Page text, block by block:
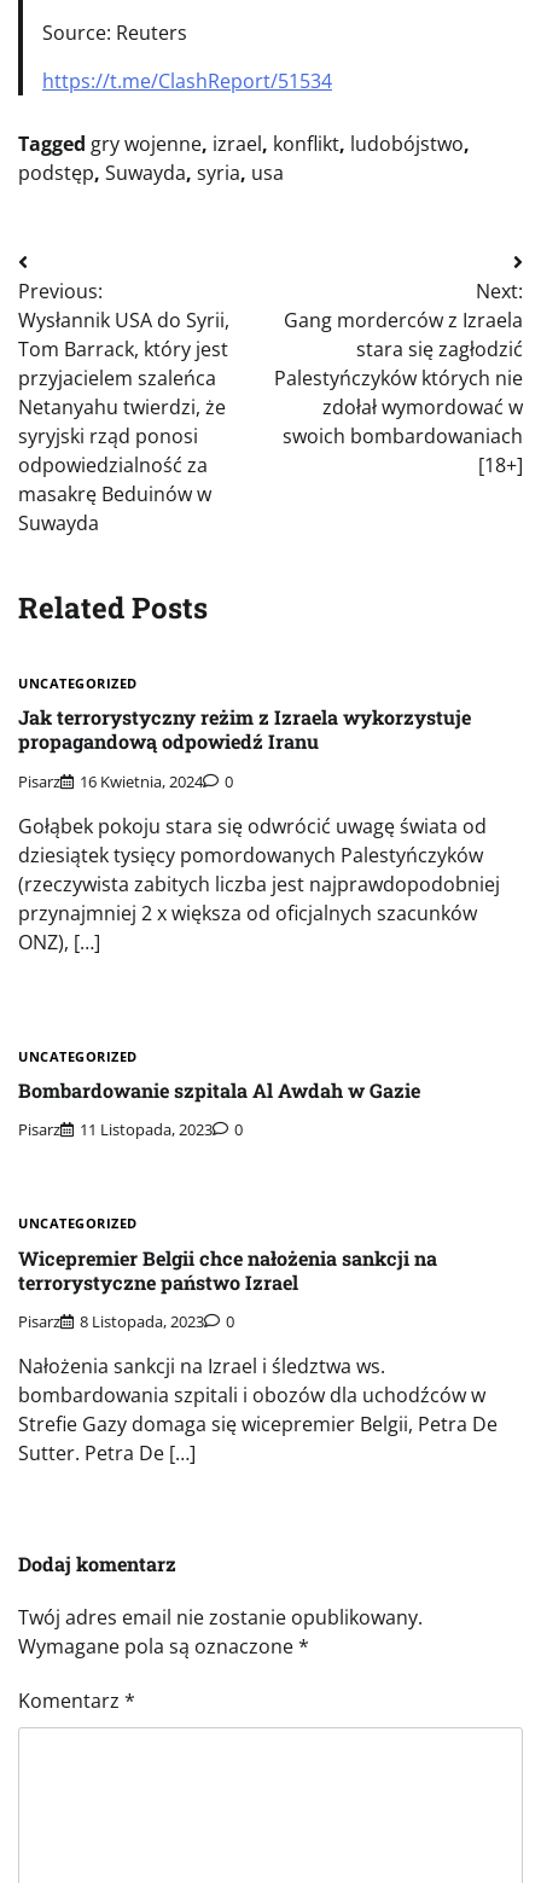
Source: Reuters
https://t.me/ClashReport/51534
Tagged gry wojenne, izrael, konflikt, ludobójstwo,
podstęp, Suwayda, syria, usa
Nawigacja
wpisu
Previous:
Wysłannik USA do Syrii,
Tom Barrack, który jest
przyjacielem szaleńca
Netanyahu twierdzi, że
syryjski rząd ponosi
odpowiedzialność za
masakrę Beduinów w
Suwayda
Next:
Gang morderców z Izraela
stara się zagłodzić
Palestyńczyków których nie
zdołał wymordować w
swoich bombardowaniach
[18+]
Related Posts
UNCATEGORIZED
Jak terrorystyczny reżim z Izraela wykorzystuje
propagandową odpowiedź Iranu
Pisarz 16 Kwietnia, 2024 0
Gołąbek pokoju stara się odwrócić uwagę świata od
dziesiątek tysięcy pomordowanych Palestyńczyków
(rzeczywista zabitych liczba jest najprawdopodobniej
przynajmniej 2 x większa od oficjalnych szacunków
ONZ), […]
UNCATEGORIZED
Bombardowanie szpitala Al Awdah w Gazie
Pisarz 11 Listopada, 2023 0
UNCATEGORIZED
Wicepremier Belgii chce nałożenia sankcji na
terrorystyczne państwo Izrael
Pisarz 8 Listopada, 2023 0
Nałożenia sankcji na Izrael i śledztwa ws.
bombardowania szpitali i obozów dla uchodźców w
Strefie Gazy domaga się wicepremier Belgii, Petra De
Sutter. Petra De […]
Dodaj komentarz
Twój adres email nie zostanie opublikowany.
Wymagane pola są oznaczone*
Komentarz *